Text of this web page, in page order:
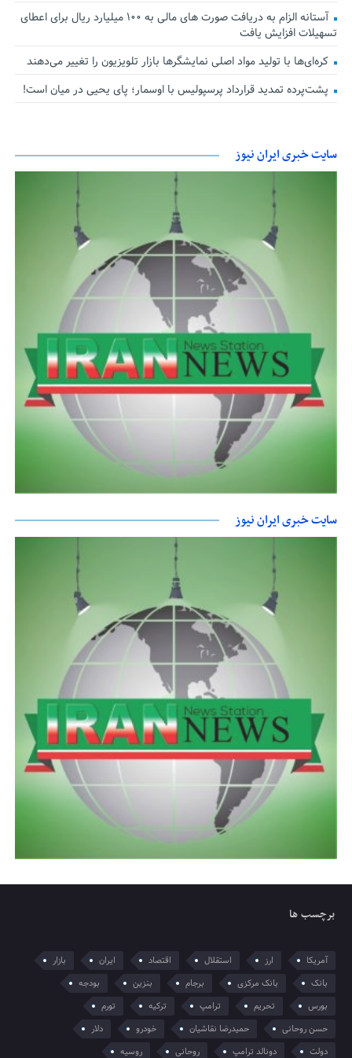
آستانه الزام به دریافت صورت های مالی به ۱۰۰ میلیارد ریال برای اعطای
تسهیلات افزایش یافت
کره‌ای‌ها با تولید مواد اصلی نمایشگرها بازار تلویزیون را تغییر می‌دهند
پشت‌پرده تمدید قرارداد پرسپولیس با اوسمار؛ پای یحیی در میان است!
سایت خبری ایران نیوز
سایت خبری ایران نیوز
برچسب ها
آمریکا ارز استقلال اقتصاد ایران
بازار
بانک
بانک مرکزی برجام بنزین
بودجه
بورس
تحریم ترامپ ترکیه
تورم
حسن روحانی
حمیدرضا نقاشیان خودرو
دلار
دولت
دونالد ترامپ روحانی روسیه